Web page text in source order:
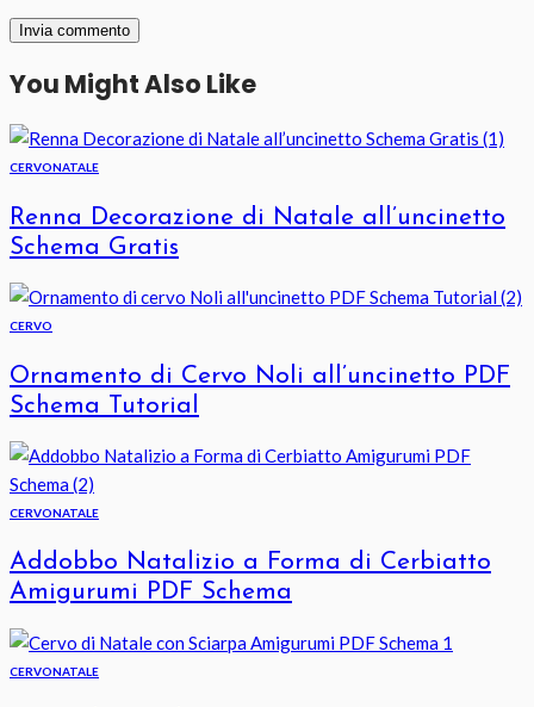
You Might Also Like
CERVONATALE
Renna Decorazione di Natale all’uncinetto
Schema Gratis
CERVO
Ornamento di Cervo Noli all’uncinetto PDF
Schema Tutorial
CERVONATALE
Addobbo Natalizio a Forma di Cerbiatto
Amigurumi PDF Schema
CERVONATALE